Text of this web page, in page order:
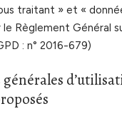
traitant » et «
le Règlement Général
: n° 2016-679)